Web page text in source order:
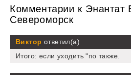
Комментарии к Энантат
Североморск
Виктор ответил(а)
Итого: если уходить "по также.